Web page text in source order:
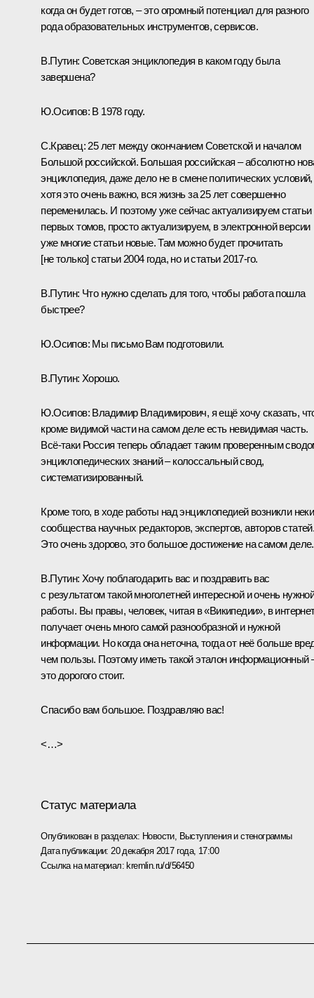
когда он будет готов, – это огромный потенциал для разного
рода образовательных инструментов, сервисов.
В.Путин: Советская энциклопедия в каком году была
завершена?
Ю.Осипов: В 1978 году.
С.Кравец: 25 лет между окончанием Советской и началом
Большой российской. Большая российская – абсолютно
энциклопедия, даже дело не в смене политических условий,
хотя это очень важно, вся жизнь за 25 лет совершенно
переменилась. И поэтому уже сейчас актуализируем статьи
первых томов, просто актуализируем, в электронной версии
уже многие статьи новые. Там можно будет прочитать
[не только] статьи 2004 года, но и статьи 2017‑го.
В.Путин: Что нужно сделать для того, чтобы работа пошла
быстрее?
Ю.Осипов: Мы письмо Вам подготовили.
В.Путин: Хорошо.
Ю.Осипов: Владимир Владимирович, я ещё хочу сказать,
кроме видимой части на самом деле есть невидимая часть.
Всё‑таки Россия теперь обладает таким проверенным
энциклопедических знаний – колоссальный свод,
систематизированный.
Кроме того, в ходе работы над энциклопедией возникли
сообщества научных редакторов, экспертов, авторов
Это очень здорово, это большое достижение на самом деле.
В.Путин: Хочу поблагодарить вас и поздравить вас
с результатом такой многолетней интересной и очень
работы. Вы правы, человек, читая в «Википедии», в
получает очень много самой разнообразной и нужной
информации. Но когда она неточна, тогда от неё больше
чем пользы. Поэтому иметь такой эталон информационный
это дорогого стоит.
Спасибо вам большое. Поздравляю вас!
<…>
Статус материала
Опубликован в разделах: Новости, Выступления и стенограммы
Дата публикации: 20 декабря 2017 года, 17:00
Ссылка на материал: kremlin.ru/d/56450